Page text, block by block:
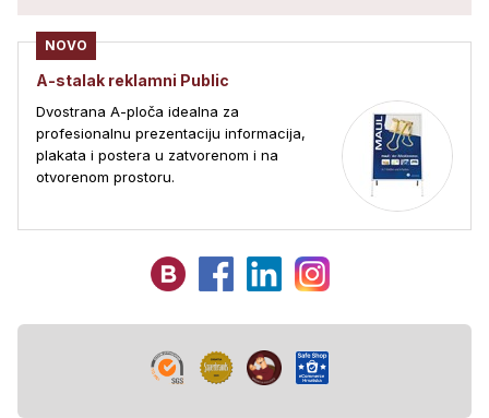
NOVO
A-stalak reklamni Public
Dvostrana A-ploča idealna za
profesionalnu prezentaciju informacija,
plakata i postera u zatvorenom i na
otvorenom prostoru.